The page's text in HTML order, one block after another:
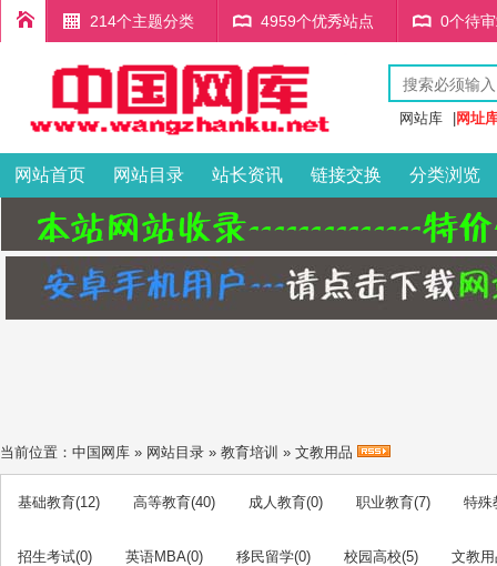
214个主题分类 4959个优秀站点 0个待
网站库 网址
网站首页 网站目录 站长资讯 链接交换 分类浏览
当前位置： 中国网库 » 网站目录 » 教育培训 » 文教用品
基础教育(12) 高等教育(40) 成人教育(0) 职业教育(7) 特殊
招生考试(0) 英语MBA(0) 移民留学(0) 校园高校(5) 文教